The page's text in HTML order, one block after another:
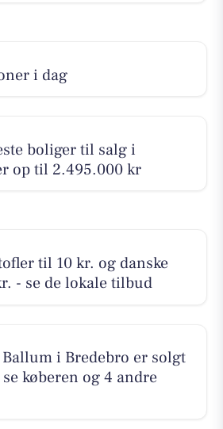
i dag
boliger til salg i
op til 2.495.000 kr
til 10 kr. og danske
- se de lokale tilbud
i Bredebro er solgt
køberen og 4 andre